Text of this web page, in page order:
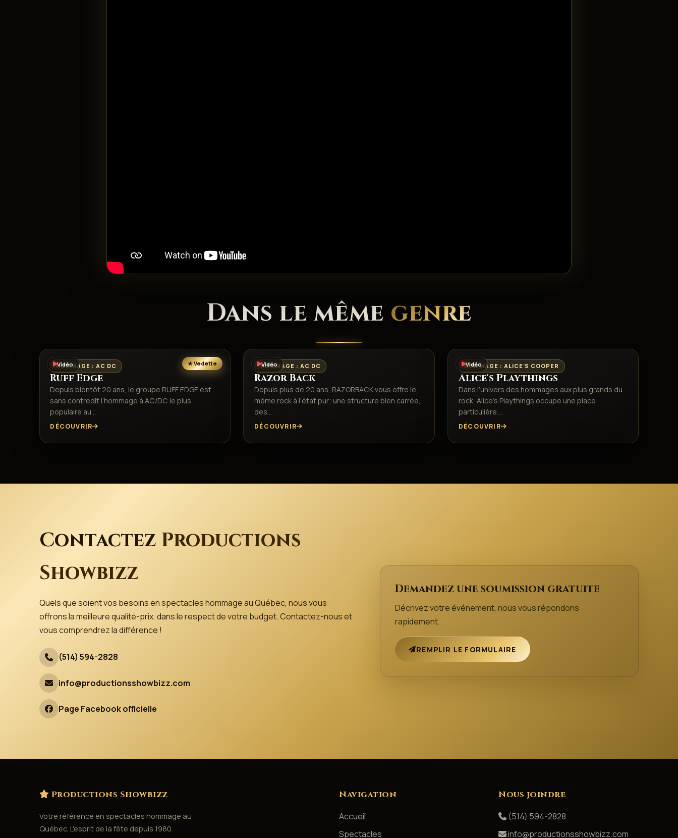
Dans le même genre
Vidéo
HOMMAGE : AC DC
Ruff Edge
Depuis bientôt 20 ans, le groupe RUFF EDGE est
sans contredit l’hommage à AC/DC le plus
populaire au…
DÉCOUVRIR
Vidéo
HOMMAGE : AC DC
Razor Back
Depuis plus de 20 ans, RAZORBACK vous offre le
même rock à l’état pur; une structure bien carrée,
des…
DÉCOUVRIR
Vidéo
HOMMAGE : ALICE'S COOPER
Alice's Playthings
Dans l’univers des hommages aux plus grands du
rock, Alice’s Playthings occupe une place
particulière.…
DÉCOUVRIR
Contactez Productions
Showbizz
Quels que soient vos besoins en spectacles hommage au Québec, nous vous
offrons la meilleure qualité-prix, dans le respect de votre budget. Contactez-nous et
vous comprendrez la différence !
(514) 594-2828
info@productionsshowbizz.com
Page Facebook officielle
Demandez une soumission gratuite
Décrivez votre événement, nous vous répondons
rapidement.
REMPLIR LE FORMULAIRE
Productions Showbizz
Votre référence en spectacles hommage au
Québec. L'esprit de la fête depuis 1980.
Navigation
Accueil
Spectacles
Nous joindre
(514) 594-2828
info@productionsshowbizz.com